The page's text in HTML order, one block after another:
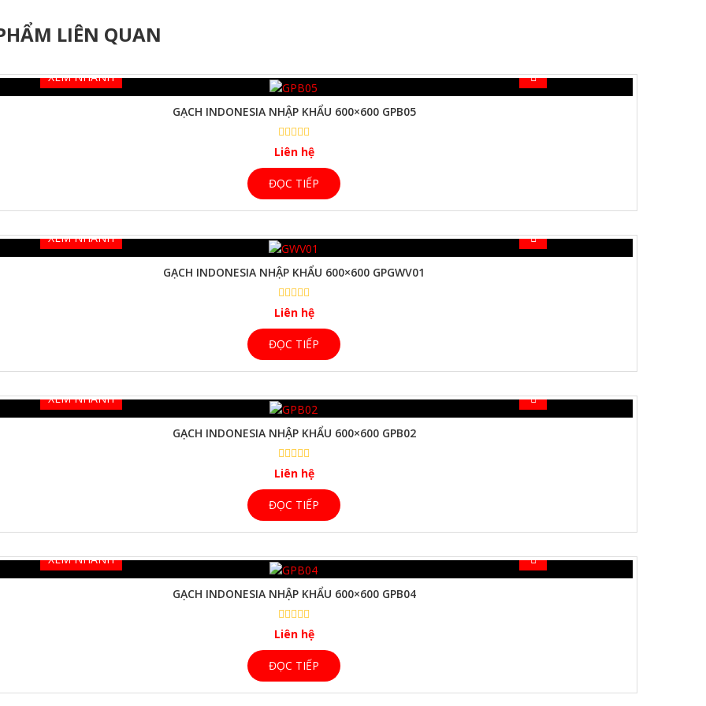
LIÊN QUAN
XEM NHANH
GẠCH INDONESIA NHẬP KHẨU 600×600 GPB05
Liên hệ
ĐỌC TIẾP
XEM NHANH
GẠCH INDONESIA NHẬP KHẨU 600×600 GPGWV01
Liên hệ
ĐỌC TIẾP
XEM NHANH
GẠCH INDONESIA NHẬP KHẨU 600×600 GPB02
Liên hệ
ĐỌC TIẾP
XEM NHANH
GẠCH INDONESIA NHẬP KHẨU 600×600 GPB04
Liên hệ
ĐỌC TIẾP